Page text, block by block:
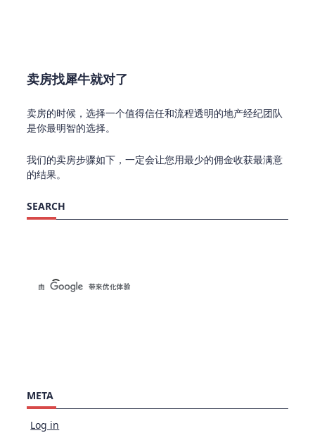
卖房找犀牛就对了
卖房的时候，选择一个值得信任和流程透明的地产经纪团队
是你最明智的选择。
我们的卖房步骤如下，一定会让您用最少的佣金收获最满意
的结果。
SEARCH
META
Log in